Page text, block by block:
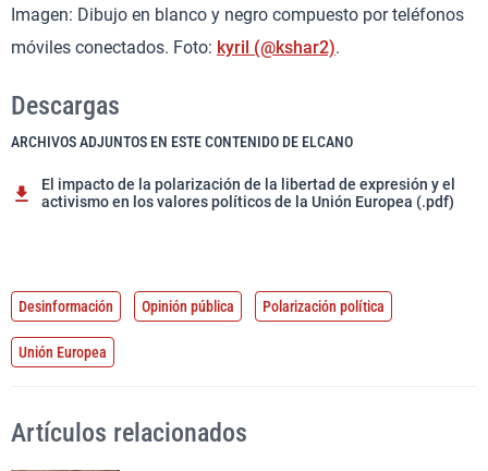
Imagen: Dibujo en blanco y negro compuesto por teléfonos
móviles conectados. Foto: kyril (@kshar2).
Descargas
ARCHIVOS ADJUNTOS EN ESTE CONTENIDO DE ELCANO
El impacto de la polarización de la libertad de expresión y el
activismo en los valores políticos de la Unión Europea (.pdf)
Desinformación Opinión pública Polarización política
Unión Europea
Artículos relacionados